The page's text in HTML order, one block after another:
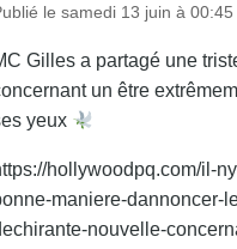
le samedi 13 juin à 00:45
Gilles a partagé une
un être
yeux
hollywoodpq.com/il-
maniere-dannoncer-
nouvelle-